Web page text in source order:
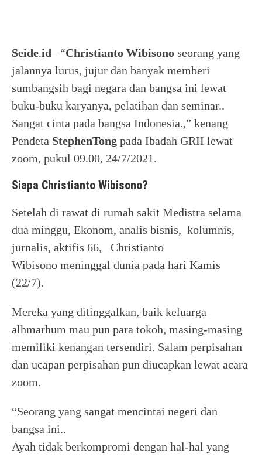
Seide.id– “Christianto Wibisono seorang yang
jalannya lurus, jujur dan banyak memberi
sumbangsih bagi negara dan bangsa ini lewat
buku-buku karyanya, pelatihan dan seminar..
Sangat cinta pada bangsa Indonesia.,” kenang
Pendeta StephenTong pada Ibadah GRII lewat
zoom, pukul 09.00, 24/7/2021.
Siapa Christianto Wibisono?
Setelah di rawat di rumah sakit Medistra selama
dua minggu, Ekonom, analis bisnis, kolumnis,
jurnalis, aktifis 66, Christianto
Wibisono meninggal dunia pada hari Kamis
(22/7).
Mereka yang ditinggalkan, baik keluarga
alhmarhum mau pun para tokoh, masing-masing
memiliki kenangan tersendiri. Salam perpisahan
dan ucapan perpisahan pun diucapkan lewat acara
zoom.
“Seorang yang sangat mencintai negeri dan
bangsa ini..
Ayah tidak berkompromi dengan hal-hal yang